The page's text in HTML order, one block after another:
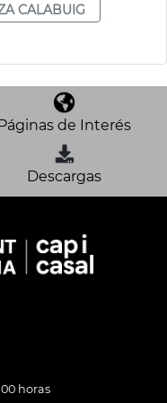
CALABUIG
de Interés
Descargas
horas